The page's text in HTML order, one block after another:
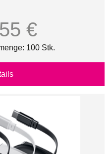
€
100 Stk.